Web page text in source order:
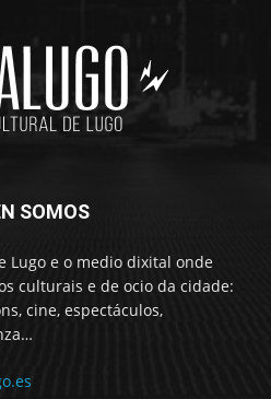
SOMOS
Lugo e o medio dixital onde
culturais e de ocio da cidade:
cine, espectáculos,